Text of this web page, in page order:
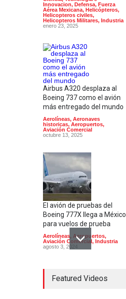
Innovacion, Defensa, Fuerza
Aérea Mexicana, Helicópteros,
Helicopteros civiles,
Helicopteros Militares, Industria
enero 23, 2025
Airbus A320 desplaza al
Boeing 737 como el avión
más entregado del mundo
Aerolíneas, Aeronaves
historicas, Aeropuertos,
Aviación Comercial
octubre 13, 2025
El avión de pruebas del
Boeing 777X llega a México
para vuelos de prueba
Aerolíneas, Aeropuertos,
Aviación Comercial , Industria
agosto 3, 2024
Featured Videos